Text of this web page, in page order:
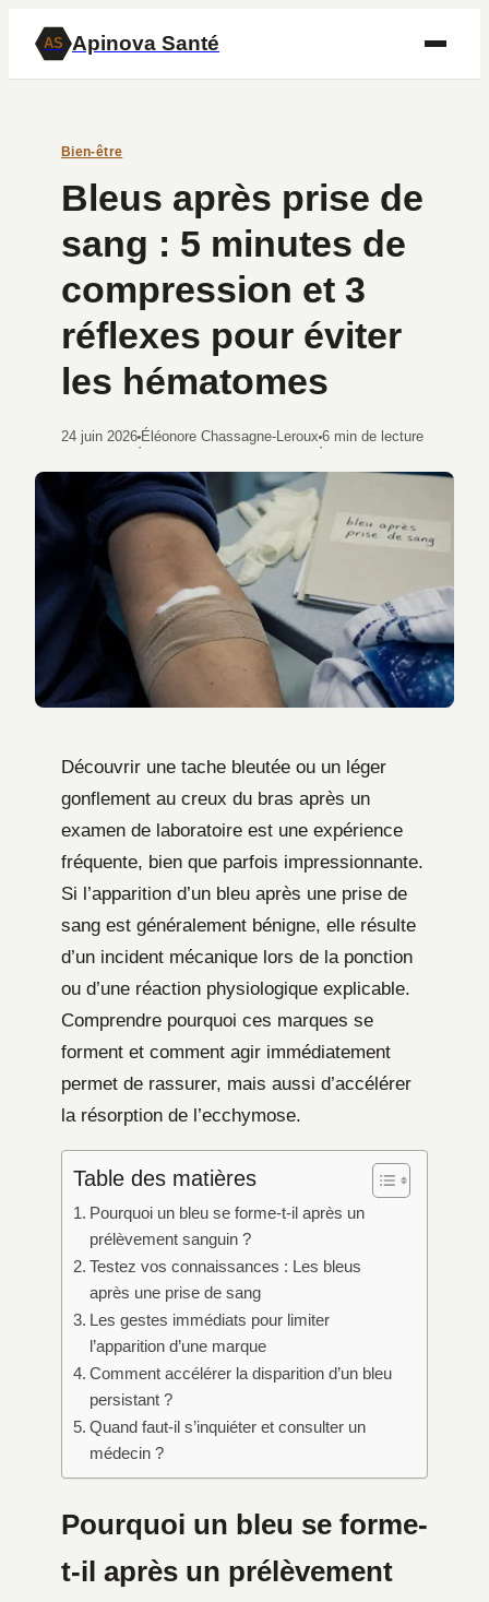
AS Apinova Santé
Bien-être
Bleus après prise de
sang : 5 minutes de
compression et 3
réflexes pour éviter
les hématomes
24 juin 2026
·
Éléonore Chassagne-Leroux
·
6 min de lecture
Découvrir une tache bleutée ou un léger
gonflement au creux du bras après un
examen de laboratoire est une expérience
fréquente, bien que parfois impressionnante.
Si l’apparition d’un bleu après une prise de
sang est généralement bénigne, elle résulte
d’un incident mécanique lors de la ponction
ou d’une réaction physiologique explicable.
Comprendre pourquoi ces marques se
forment et comment agir immédiatement
permet de rassurer, mais aussi d’accélérer
la résorption de l’ecchymose.
Table des matières
Pourquoi un bleu se forme-t-il après un
prélèvement sanguin ?
Testez vos connaissances : Les bleus
après une prise de sang
Les gestes immédiats pour limiter
l’apparition d’une marque
Comment accélérer la disparition d’un bleu
persistant ?
Quand faut-il s’inquiéter et consulter un
médecin ?
Pourquoi un bleu se forme-
t-il après un prélèvement